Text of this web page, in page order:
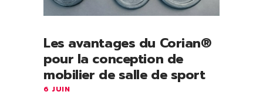
Les avantages du Corian®
pour la conception de
mobilier de salle de sport
6 JUIN